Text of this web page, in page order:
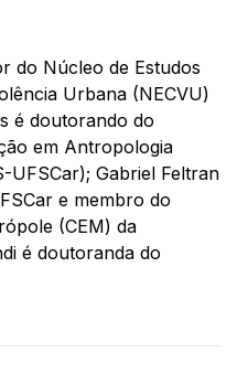
do Núcleo de Estudos
Urbana (NECVU)
é doutorando do
em Antropologia
UFSCar); Gabriel Feltran
e membro do
(CEM) da
é doutoranda do